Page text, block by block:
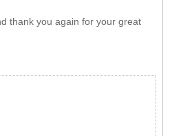
thank you again for your great